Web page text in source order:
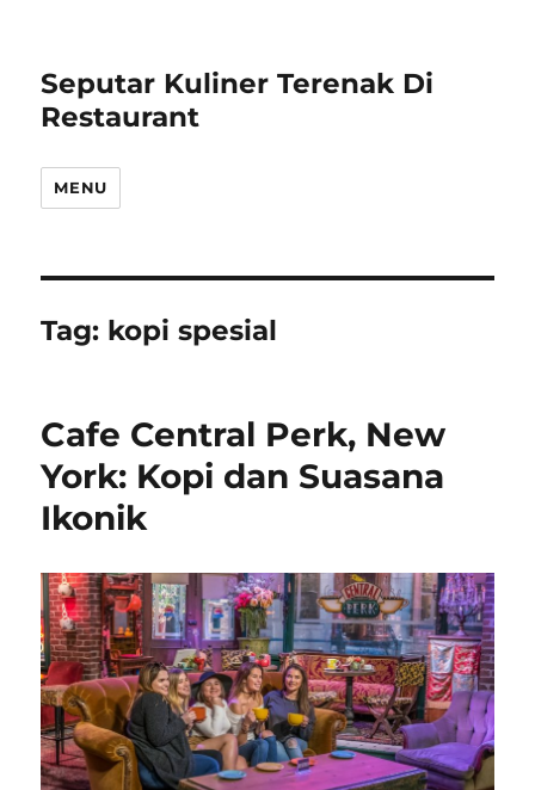
Seputar Kuliner Terenak Di
Restaurant
MENU
Tag: kopi spesial
Cafe Central Perk, New
York: Kopi dan Suasana
Ikonik